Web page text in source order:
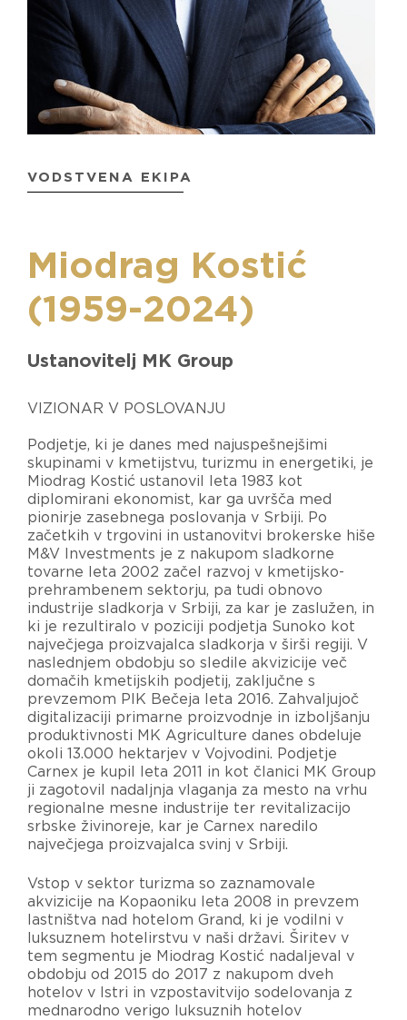
VODSTVENA EKIPA
Miodrag Kostić
(1959-2024)
Ustanovitelj MK Group
VIZIONAR V POSLOVANJU
Podjetje, ki je danes med najuspešnejšimi
skupinami v kmetijstvu, turizmu in energetiki, je
Miodrag Kostić ustanovil leta 1983 kot
diplomirani ekonomist, kar ga uvršča med
pionirje zasebnega poslovanja v Srbiji. Po
začetkih v trgovini in ustanovitvi brokerske hiše
M&V Investments je z nakupom sladkorne
tovarne leta 2002 začel razvoj v kmetijsko-
prehrambenem sektorju, pa tudi obnovo
industrije sladkorja v Srbiji, za kar je zaslužen, in
ki je rezultiralo v poziciji podjetja Sunoko kot
največjega proizvajalca sladkorja v širši regiji. V
naslednjem obdobju so sledile akvizicije več
domačih kmetijskih podjetij, zaključne s
prevzemom PIK Bečeja leta 2016. Zahvaljujoč
digitalizaciji primarne proizvodnje in izboljšanju
produktivnosti MK Agriculture danes obdeluje
okoli 13.000 hektarjev v Vojvodini. Podjetje
Carnex je kupil leta 2011 in kot članici MK Group
ji zagotovil nadaljnja vlaganja za mesto na vrhu
regionalne mesne industrije ter revitalizacijo
srbske živinoreje, kar je Carnex naredilo
največjega proizvajalca svinj v Srbiji.
Vstop v sektor turizma so zaznamovale
akvizicije na Kopaoniku leta 2008 in prevzem
lastništva nad hotelom Grand, ki je vodilni v
luksuznem hotelirstvu v naši državi. Širitev v
tem segmentu je Miodrag Kostić nadaljeval v
obdobju od 2015 do 2017 z nakupom dveh
hotelov v Istri in vzpostavitvijo sodelovanja z
mednarodno verigo luksuznih hotelov